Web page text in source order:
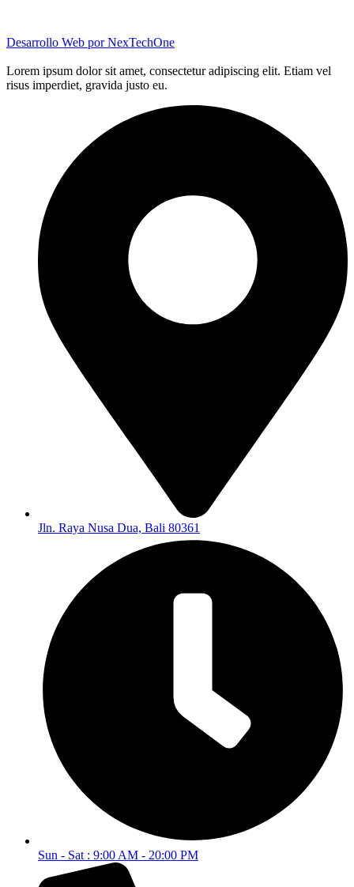
Desarrollo Web porNexTechOne
Lorem ipsum dolor sit amet, consectetur adipiscing elit. Etiam vel
risus imperdiet, gravida justo eu.
Jln. Raya Nusa Dua, Bali 80361
Sun - Sat : 9:00 AM - 20:00 PM